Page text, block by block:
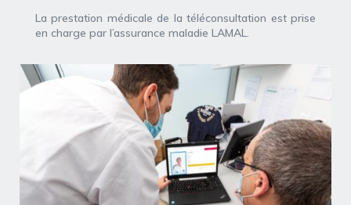
La prestation médicale de la téléconsultation est prise
en charge par l’assurance maladie LAMAL.